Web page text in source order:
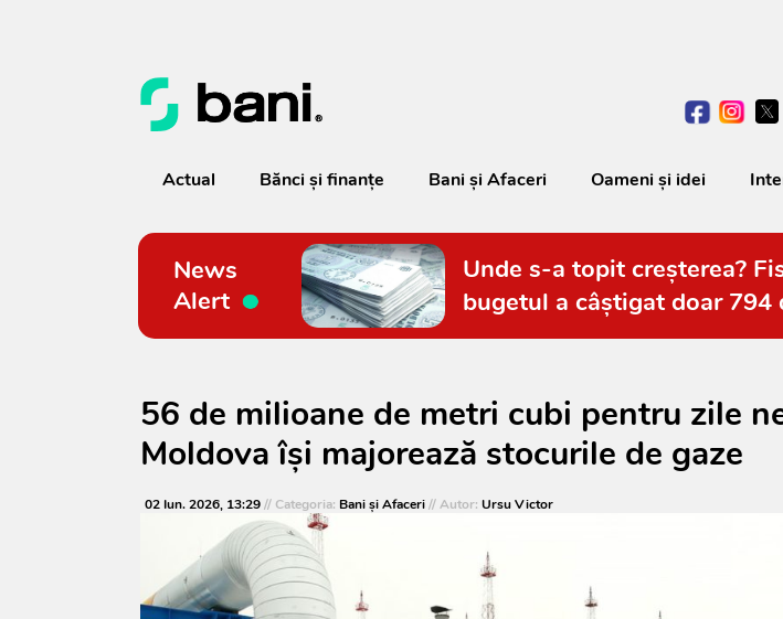
Actual Bănci şi finanţe Bani și Afaceri Oameni şi idei
News
Alert
Unde s-a topit creșterea?
bugetul a câștigat doar 794
56 de milioane de metri cubi pentru zile
Moldova își majorează stocurile de gaze
02 Iun. 2026, 13:29// Categoria: Bani și Afaceri// Autor: Ursu Victor